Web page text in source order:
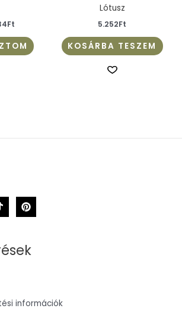
Ft
termékoldalon
Lótusz
5.252Ft
KOSÁRBA TESZEM
információk